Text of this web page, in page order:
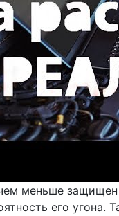
меньше защищен
его угона.